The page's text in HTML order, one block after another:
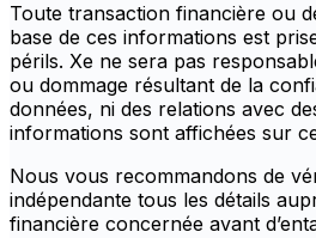
Toute transaction financière ou
base de ces informations est
périls. Xe ne sera pas
ou dommage résultant de la
données, ni des relations avec
informations sont affichées sur
Nous vous recommandons de
indépendante tous les détails
financière concernée avant